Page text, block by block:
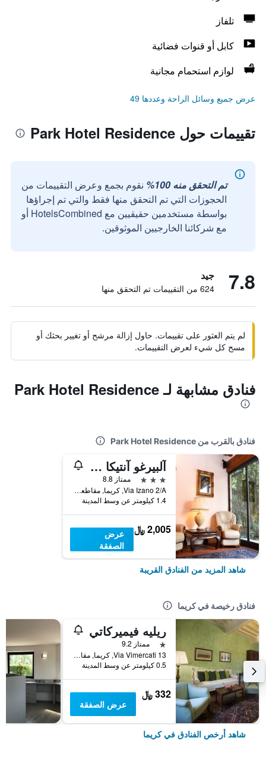
تلفاز
كابل أو قنوات فضائية
لوازم استحمام مجانية
عرض جميع وسائل الراحة وعددها 49
تقييمات حول Park Hotel Residence
تم التحقق منه 100%
نقوم بجمع وعرض التقييمات من
الحجوزات التي تم التحقق منها فقط والتي تم إجراؤها
بواسطة مستخدمين حقيقيين مع HotelsCombined أو
مع شركائنا الخارجيين الموثوقين.
7.8 جيد
624 من التقييمات تم التحقق منها
لم يتم العثور على تقييمات. حاول إزالة مرشح أو تغيير بحثك أو
مسح كل شيء لعرض التقييمات.
فنادق مشابهة لـ Park Hotel Residence
فنادق بالقرب من Park Hotel Residence
آلبيرغو آنتيكا هوستيليريا
3 نجوم
ممتاز 8.8
Via Izano 2/A, كريما, مقاطعة كريمونا, إيطاليا
1.4 كيلومتر عن وسط المدينة
2,005 ﷼
عرض
الصفقة
شاهد المزيد من الفنادق القريبة
فنادق رخيصة في كريما
ريليه فيميركاتي
نجمة واحدة
ممتاز 9.2
Via Vimercati 13, كريما, مقاطعة كريمونا, إيطاليا
0.5 كيلومتر عن وسط المدينة
332 ﷼
عرض الصفقة
شاهد أرخص الفنادق في كريما